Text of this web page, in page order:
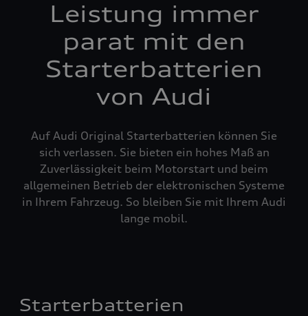
Leistung immer
parat mit den
Starterbatterien
von Audi
Auf Audi Original Starterbatterien können Sie
sich verlassen. Sie bieten ein hohes Maß an
Zuverlässigkeit beim Motorstart und beim
allgemeinen Betrieb der elektronischen Systeme
in Ihrem Fahrzeug. So bleiben Sie mit Ihrem Audi
lange mobil.
Starterbatterien